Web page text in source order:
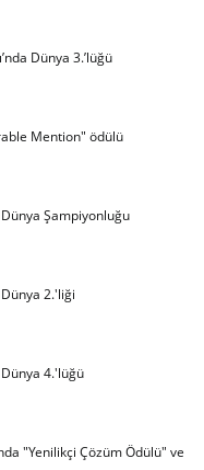
Dünya 3.’lüğü
Mention" ödülü
Şampiyonluğu
2.'liği
4.'lüğü
"Yenilikçi Çözüm Ödülü" ve